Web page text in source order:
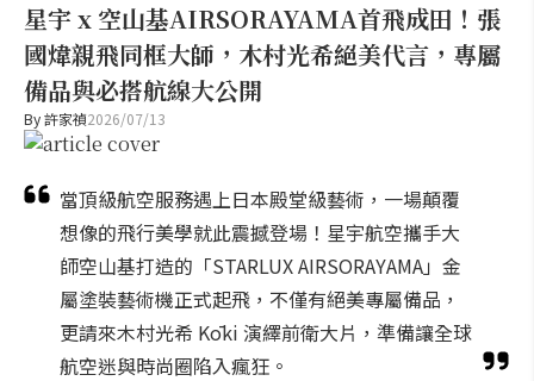
星宇 x 空山基AIRSORAYAMA首飛成田！張
國煒親飛同框大師，木村光希絕美代言，專屬
備品與必搭航線大公開
By許家禎2026/07/13
當頂級航空服務遇上日本殿堂級藝術，一場顛覆
想像的飛行美學就此震撼登場！星宇航空攜手大
師空山基打造的「STARLUX AIRSORAYAMA」金
屬塗裝藝術機正式起飛，不僅有絕美專屬備品，
更請來木村光希 Kōki 演繹前衛大片，準備讓全球
航空迷與時尚圈陷入瘋狂。